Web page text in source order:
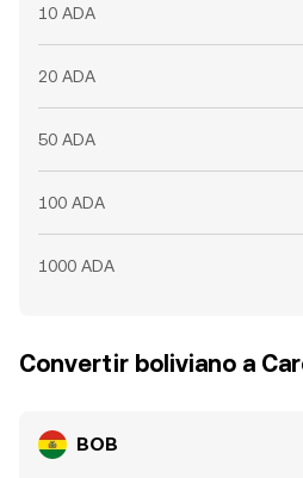
10 ADA
20 ADA
50 ADA
100 ADA
1000 ADA
Convertir boliviano a
BOB